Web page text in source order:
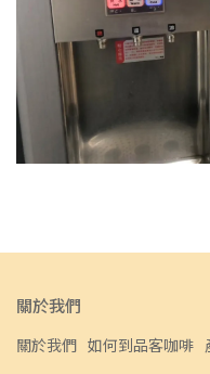
關於我們
關於我們 如何到品客咖啡